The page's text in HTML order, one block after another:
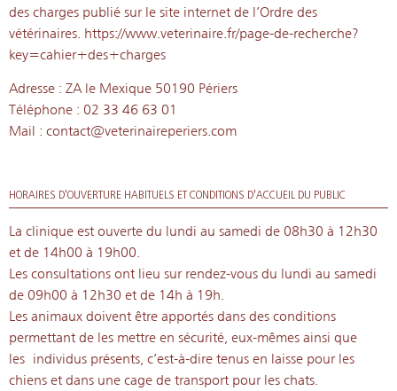
des charges publié sur le site internet de l’Ordre des
vétérinaires. https://www.veterinaire.fr/page-de-recherche?
key=cahier+des+charges
Adresse : ZA le Mexique 50190 Périers
Téléphone : 02 33 46 63 01
Mail : contact@veterinaireperiers.com
HORAIRES D'OUVERTURE HABITUELS ET CONDITIONS D'ACCUEIL DU PUBLIC
La clinique est ouverte du lundi au samedi de 08h30 à 12h30
et de 14h00 à 19h00.
Les consultations ont lieu sur rendez-vous du lundi au samedi
de 09h00 à 12h30 et de 14h à 19h.
Les animaux doivent être apportés dans des conditions
permettant de les mettre en sécurité, eux-mêmes ainsi que
les individus présents, c’est-à-dire tenus en laisse pour les
chiens et dans une cage de transport pour les chats.